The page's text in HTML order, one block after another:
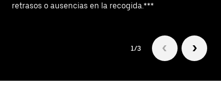
retrasos o ausencias en la recogida.***
1/3